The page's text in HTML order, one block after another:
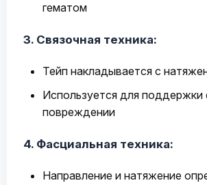
гематом
3. Связочная техника:
Тейп накладывается с
Используется для поддержки
повреждении
4. Фасциальная техника:
Направление и натяжение